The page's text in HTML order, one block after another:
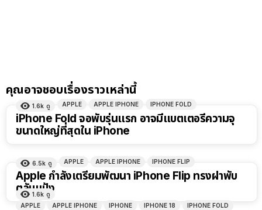
คุณอาจชอบเรื่องราวเหล่านี้
1.6k ดู APPLE APPLE IPHONE IPHONE FOLD
iPhone Fold จอพับรุ่นแรก อาจมีแบตเตอรี่ความจุ
ขนาดใหญ่ที่สุดใน iPhone
6.5k ดู APPLE APPLE IPHONE IPHONE FLIP
Apple กำลังเตรียมพัฒนา iPhone Flip ทรงฝาพับ
ตลับแป้ง
1.6k ดู
APPLE
APPLE IPHONE IPHONE IPHONE 18
IPHONE FOLD